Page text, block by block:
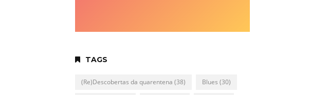
TAGS
(Re)Descobertas da quarentena (38) Blues (30)